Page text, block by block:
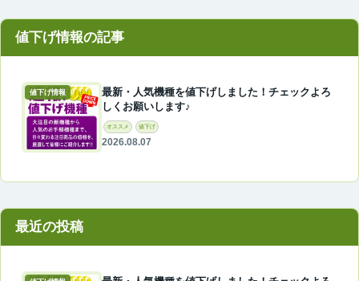
値下げ情報
最新・人気機種を値下げしました！チェックよろ
しくお願いします♪
オススメ 値下げ
2026.08.07
最近の投稿